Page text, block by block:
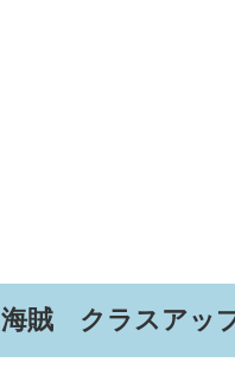
海賊 クラスアッ